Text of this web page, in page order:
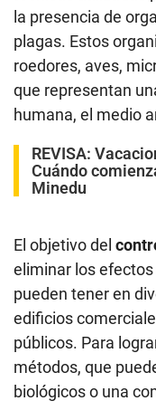
la presencia de
plagas. Estos
roedores, aves,
que representan
humana, el medio
REVISA:
Cuándo
Minedu
El objetivo del
eliminar los
pueden tener en
edificios
públicos. Para
métodos, que
biológicos o una